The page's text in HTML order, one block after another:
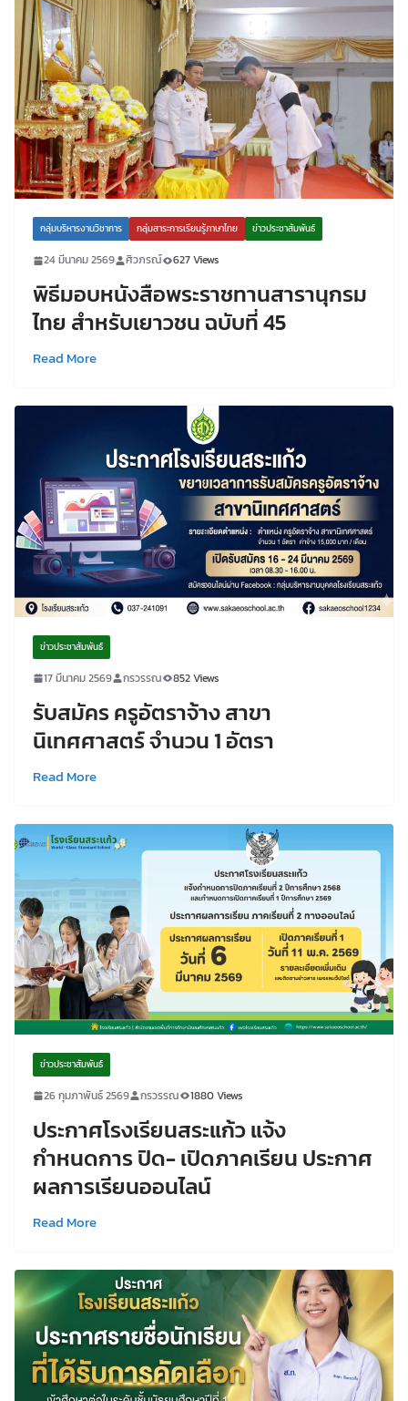
กลุ่มบริหารงานวิชาการ กลุ่มสาระการเรียนรู้ภาษาไทย ข่าวประชาสัมพันธ์
24 มีนาคม 2569 ศิวภรณ์ 627 Views
พิธีมอบหนังสือพระราชทานสารานุกรม
ไทย สำหรับเยาวชน ฉบับที่ 45
Read More
ข่าวประชาสัมพันธ์
17 มีนาคม 2569 กรวรรณ 852 Views
รับสมัคร ครูอัตราจ้าง สาขา
นิเทศศาสตร์ จำนวน 1 อัตรา
Read More
ข่าวประชาสัมพันธ์
26 กุมภาพันธ์ 2569 กรวรรณ 1880 Views
ประกาศโรงเรียนสระแก้ว แจ้ง
กำหนดการ ปิด- เปิดภาคเรียน ประกาศ
ผลการเรียนออนไลน์
Read More